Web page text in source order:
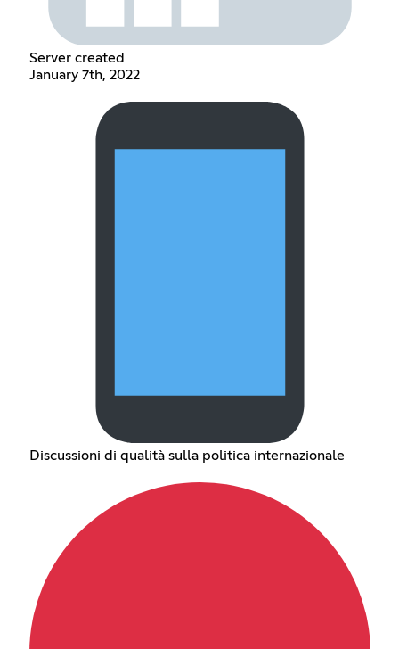
Server created
January 7th, 2022
Discussioni di qualità sulla politica internazionale